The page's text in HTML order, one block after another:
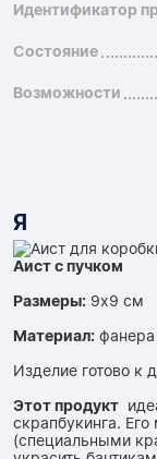
Идентификатор
Состояние
Возможности
Я
Аист с пучком
Размеры: 9х9 см
Материал:
Изделие готово к
Этот продукт
скрапбукинга.
(специальными